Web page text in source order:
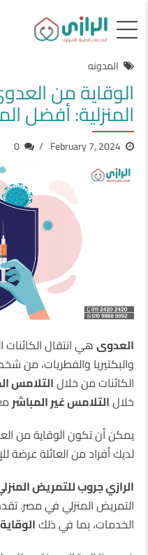
المدونه
الوقاية من
المنزلية: أفضل
February 7, 2024
0
العدوىهي انتقال الكائنات
والبكتيريا والفطريات، من
الكائنات من خلالالتلامس
خلالالتلامس غير المباشر
يمكن أن تكون الوقاية من
لديك أفراد من العائلة عرضة
الرازي جروب للتمريض
التمريض المنزلي في مصر.
الخدمات، بما في ذلك